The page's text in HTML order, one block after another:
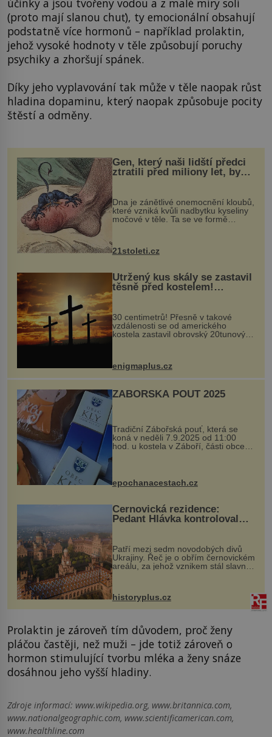
účinky a jsou tvořeny vodou a z malé míry solí
(proto mají slanou chuť), ty emocionální obsahují
podstatně více hormonů – například prolaktin,
jehož vysoké hodnoty v těle způsobují poruchy
psychiky a zhoršují spánek.
Díky jeho vyplavování tak může v těle naopak růst
hladina dopaminu, který naopak způsobuje pocity
štěstí a odměny.
Gen, který naši lidští předci
ztratili před miliony let, by
mohl pomoci s léčbou
„nemoci králů“
Dna je zánětlivé onemocnění kloubů,
které vzniká kvůli nadbytku kyseliny
močové v těle. Ta se ve formě
nohou, a způsobuje bole...
21stoleti.cz
Utržený kus skály se zastavil
těsně před kostelem!
Ochránila ho boží síla?
30 centimetrů! Přesně v takové
vzdálenosti se od amerického
kostela zastavil obrovský 20tunový
...
enigmaplus.cz
ZÁBOŘSKÁ POUŤ 2025
Tradiční Zábořská pouť, která se
koná v neděli 7.9.2025 od 11:00
hod. u kostela v Záboří, části obce
Kly u Mělníka. V programu naleznete
komentovanou prohlídku kostela,
epochanacestach.cz
Černovická rezidence:
Pedant Hlávka kontroloval
Patří mezi sedm novodobých divů
Ukrajiny. Řeč je o obřím černovickém
areálu, za jehož vznikem stál slavný
český architekt Josef Hlávka. Ten si
na něm dal mimořádně záležet. Jeho
stavební plány by při ...
historyplus.cz
Prolaktin je zároveň tím důvodem, proč ženy
pláčou častěji, než muži – jde totiž zároveň o
hormon stimulující tvorbu mléka a ženy snáze
dosáhnou jeho vyšší hladiny.
Zdroje informací: www.wikipedia.org, www.britannica.com,
www.nationalgeographic.com, www.scientificamerican.com,
www.healthline.com